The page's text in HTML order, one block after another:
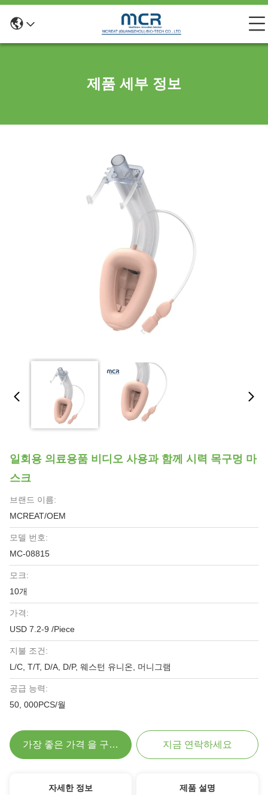
제품 세부 정보
일회용 의료용품 비디오 사용과 함께 시력 목구멍 마
스크
브랜드 이름:
MCREAT/OEM
모델 번호:
MC-08815
모크:
10개
가격:
USD 7.2-9 /Piece
지불 조건:
L/C, T/T, D/A, D/P, 웨스턴 유니온, 머니그램
공급 능력:
50, 000PCS/월
가장 좋은 가격 을 구하라 지금 연락하세요
자세한 정보 제품 설명